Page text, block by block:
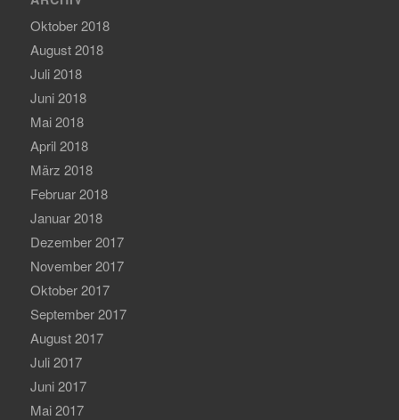
Oktober 2018
August 2018
Juli 2018
Juni 2018
Mai 2018
April 2018
März 2018
Februar 2018
Januar 2018
Dezember 2017
November 2017
Oktober 2017
September 2017
August 2017
Juli 2017
Juni 2017
Mai 2017